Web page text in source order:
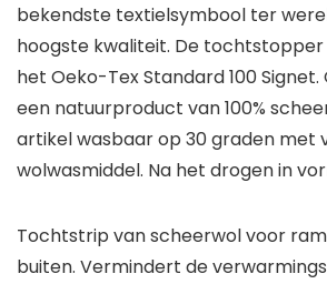
bekendste textielsymbool ter
hoogste kwaliteit. De
het Oeko-Tex Standard 100
een natuurproduct van 100%
artikel wasbaar op 30 graden met
wolwasmiddel. Na het drogen in
Tochtstrip van scheerwol voor
buiten. Vermindert de